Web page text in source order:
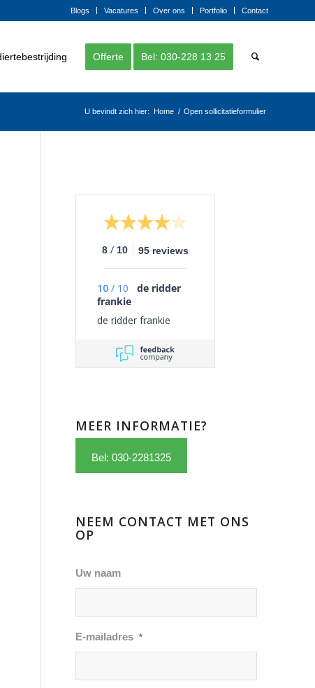
Blogs Vacatures Over ons Portfolio Contact
Offerte Bel: 030-228 13 25
U bevindt zich hier: Home / Open sollicitatieformulier
8 / 10 95 reviews
10 / 10
de ridder
frankie
de ridder frankie
MEER INFORMATIE?
Bel: 030-2281325
NEEM CONTACT MET ONS
OP
Uw naam
E-mailadres *